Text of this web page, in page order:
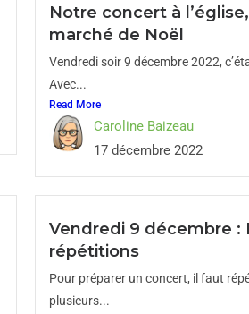
Notre concert à
marché de Noël
Vendredi soir 9 décembre 2022,
Avec...
Read More
Caroline Baizeau
17 décembre 2022
Vendredi 9 décembre :
répétitions
Pour préparer un concert, il faut
plusieurs...